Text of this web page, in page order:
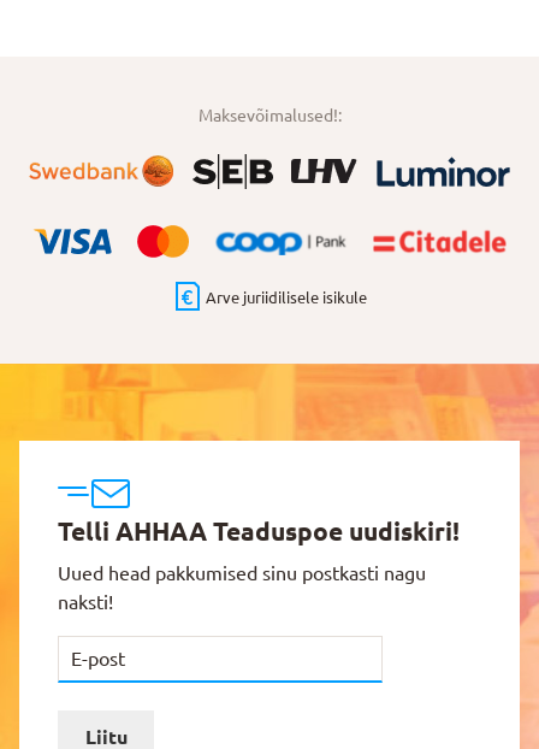
Maksevõimalused!:
Arve juriidilisele isikule
Telli AHHAA Teaduspoe uudiskiri!
Uued head pakkumised sinu postkasti nagu
naksti!
Liitu